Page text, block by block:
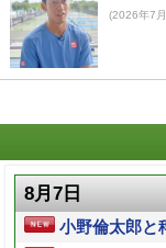
(2026年7
8月7日
小野倫太郎と